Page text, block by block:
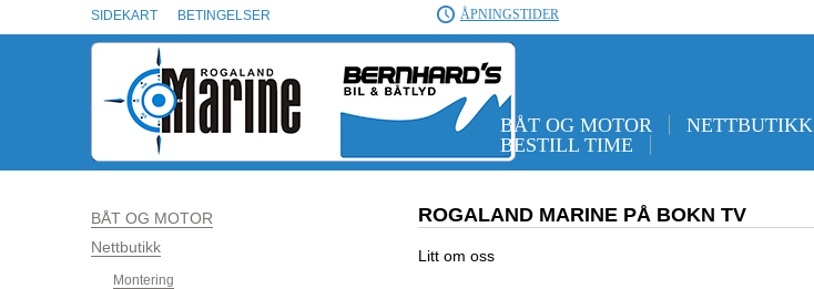
SIDEKART BETINGELSER ÅPNINGSTIDER
BÅT OG MOTOR NETTBUTIKK
BESTILL TIME
BÅT OG MOTOR
Nettbutikk
Montering
ROGALAND MARINE PÅ BOKN TV
Litt om oss